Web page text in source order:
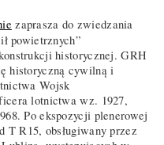
zaprasza do zwiedzania
powietrznych”
historycznej. GRH
historyczną cywilną i
Wojsk
lotnictwa wz. 1927,
Po ekspozycji plenerowej
T R15, obsługiwany przez